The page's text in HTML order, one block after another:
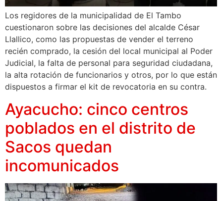
Los regidores de la municipalidad de El Tambo
cuestionaron sobre las decisiones del alcalde César
Llallico, como las propuestas de vender el terreno
recién comprado, la cesión del local municipal al Poder
Judicial, la falta de personal para seguridad ciudadana,
la alta rotación de funcionarios y otros, por lo que están
dispuestos a firmar el kit de revocatoria en su contra.
Ayacucho: cinco centros
poblados en el distrito de
Sacos quedan
incomunicados